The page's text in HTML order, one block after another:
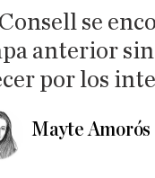
se
anterior
por los
Mayte Amorós